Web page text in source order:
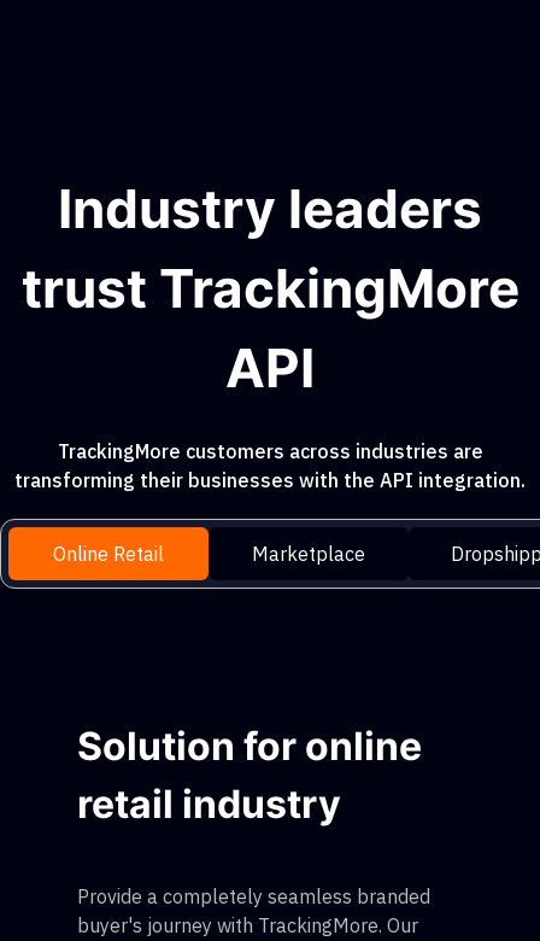
Industry leaders
trust TrackingMore
API
TrackingMore customers across industries are
transforming their businesses with the API integration.
Online Retail Marketplace
Solution for online
retail industry
Provide a completely seamless branded
buyer's journey with TrackingMore. Our